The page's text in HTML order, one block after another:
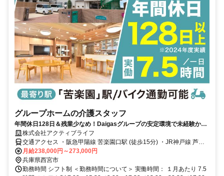
グループホームの介護スタッフ
年間休日128日＆残業少なめ！Daigasグループの安定環境で未経験から
介護職へ。
株式会社アクティブライフ
交通アクセス ・阪急甲陽線 苦楽園口駅 (徒歩15分) ・JR神戸線 芦屋
駅よりバス「苦楽園麓」下車徒歩2分
月給238,000円～273,000円
兵庫県西宮市
勤務時間 シフト制 ＜勤務時間について＞ 実働時間： １月あたり 7.5